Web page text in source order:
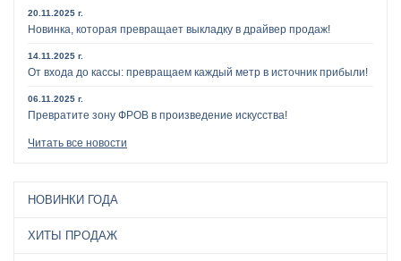
20.11.2025 г.
Новинка, которая превращает выкладку в драйвер продаж!
14.11.2025 г.
От входа до кассы: превращаем каждый метр в источник прибыли!
06.11.2025 г.
Превратите зону ФРОВ в произведение искусства!
Читать все новости
НОВИНКИ ГОДА
ХИТЫ ПРОДАЖ